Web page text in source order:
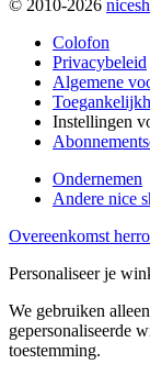
© 2010-2026
Colofon
Privacybeleid
Algemene
Instellingen
Ondernemen
Andere nice
Overeenkomst
Personaliseer je
We gebruiken
gepersonaliseerde
toestemming.